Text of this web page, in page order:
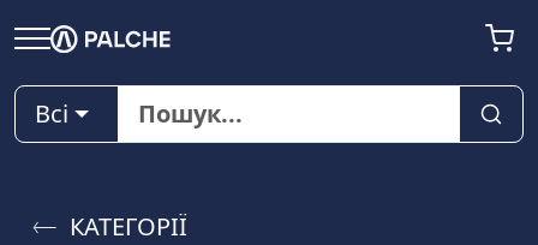
Всі
КАТЕГОРІЇ